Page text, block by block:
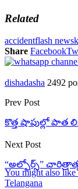
Related
accidentflash news
Share Facebook
dishadasha 2492
Prev Post
కొత్త షాపుల్లో పాత
Next Post
“అల్ఫోర్స్”
You might also like
Telangana